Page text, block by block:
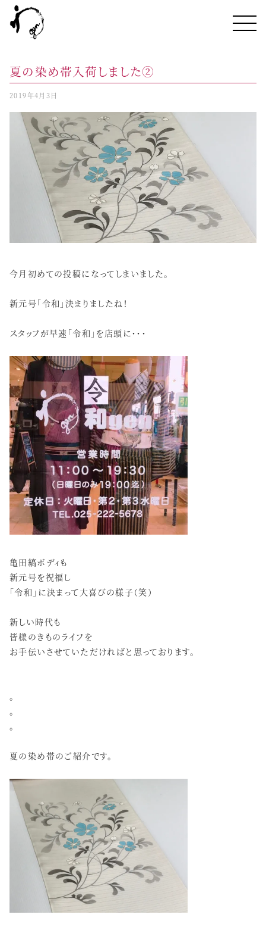
夏の染め帯入荷しました②
2019年4月3日
今月初めての投稿になってしまいました。
新元号「令和」決まりましたね！
スタッフが早速「令和」を店頭に・・・
亀田縞ボディも
新元号を祝福し
「令和」に決まって大喜びの様子（笑）
新しい時代も
皆様のきものライフを
お手伝いさせていただければと思っております。
。
。
。
夏の染め帯のご紹介です。